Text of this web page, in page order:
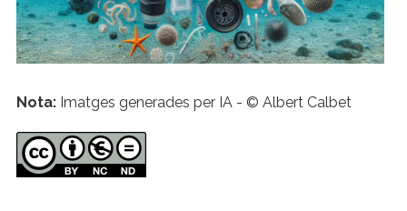
Nota:Imatges generades per IA - © Albert Calbet